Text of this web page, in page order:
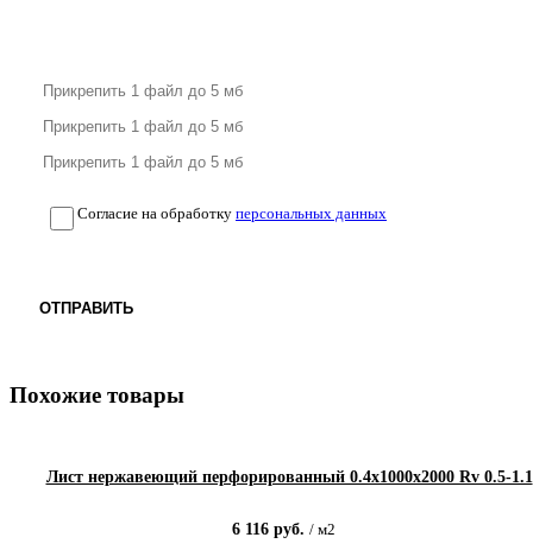
Согласие на обработку персональных данных
ОТПРАВИТЬ
Похожие товары
Лист нержавеющий перфорированный 0.4х1000х2000 Rv 0.5-1.1
6 116руб. / м2